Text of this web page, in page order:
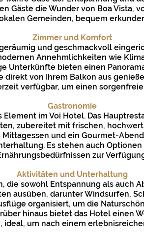
Gäste die Wunder von Boa Vista,
Gemeinden, bequem
Zimmer und Komfort
und geschmackvoll
Annehmlichkeiten wie
Unterkünfte bieten einen
von Ihrem Balkon aus
verfügbar, um einen
Gastronomie
Element im Voi Hotel. Das
zubereitet mit frischen,
und ein Gourmet-
Es stehen auch
zur
Aktivitäten und Unterhaltung
die sowohl Entspannung als auch
ausüben, darunter Windsurfen,
organisiert, um die
hinaus bietet das Hotel einen
ideal, um nach einem